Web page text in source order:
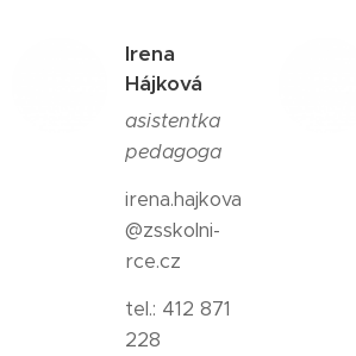
Irena
Hájková
asistentka
pedagoga
irena.hajkova
@zsskolni-
rce.cz
tel.: 412 871
228